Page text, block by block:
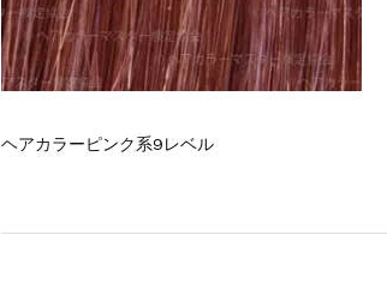
ヘアカラーピンク系9レベル